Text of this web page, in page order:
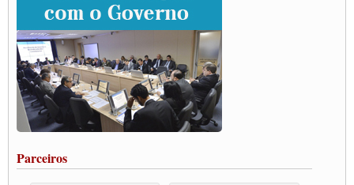
Grande Conquista da Categoria transporte de Cargas e Caminhoneiros Autonomos
ENCONTRO INTERNACIONAL EM APOIO A CLASSE TRABALHADORA
DO BRASIL E A ELEIÇÃO 2022
Carta às Brasileiras e aos Brasileiros em Defesa do Estado Democrático de Direito
Paulinho, presidente da CNTTL, faz balanço do 3º Congresso da CNTTL
Caminhoneiros aprovam greve a partir do 1º de novembro
Rodoviários de Feira Santana fazem Assembleia para avaliar proposta de reajuste
salarial
Vacina Já: Lockdown de 24 horas dos trabalhadores em transportes está mantido,
Parceiros